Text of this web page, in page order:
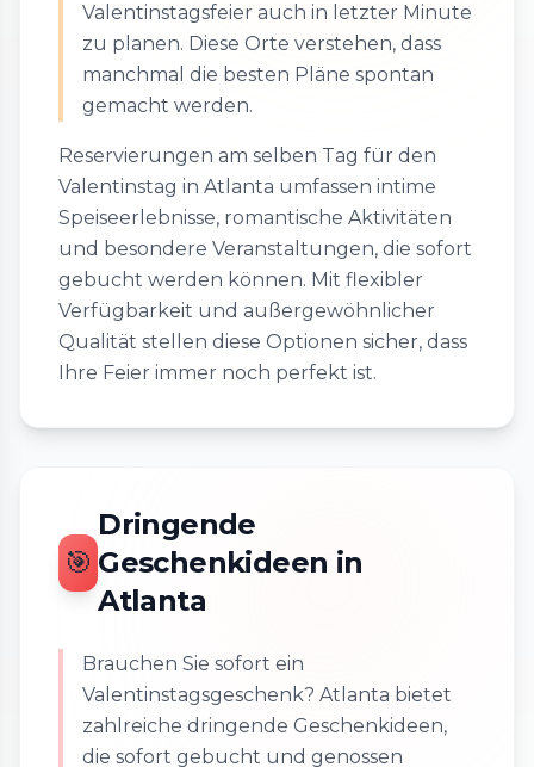
Valentinstagsfeier auch in letzter Minute
zu planen. Diese Orte verstehen, dass
manchmal die besten Pläne spontan
gemacht werden.
Reservierungen am selben Tag für den
Valentinstag in Atlanta umfassen intime
Speiseerlebnisse, romantische Aktivitäten
und besondere Veranstaltungen, die sofort
gebucht werden können. Mit flexibler
Verfügbarkeit und außergewöhnlicher
Qualität stellen diese Optionen sicher, dass
Ihre Feier immer noch perfekt ist.
🎯
Dringende
Geschenkideen in
Atlanta
Brauchen Sie sofort ein
Valentinstagsgeschenk? Atlanta bietet
zahlreiche dringende Geschenkideen,
die sofort gebucht und genossen